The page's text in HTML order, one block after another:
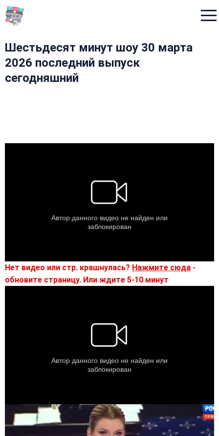
Шестьдесят минут шоу 30 марта
2026 последний выпуск
сегодняшний
Нет видео или стр. крашнулась? Нажмите сюда -
обновите страницу. Или ждите 5-10 минут